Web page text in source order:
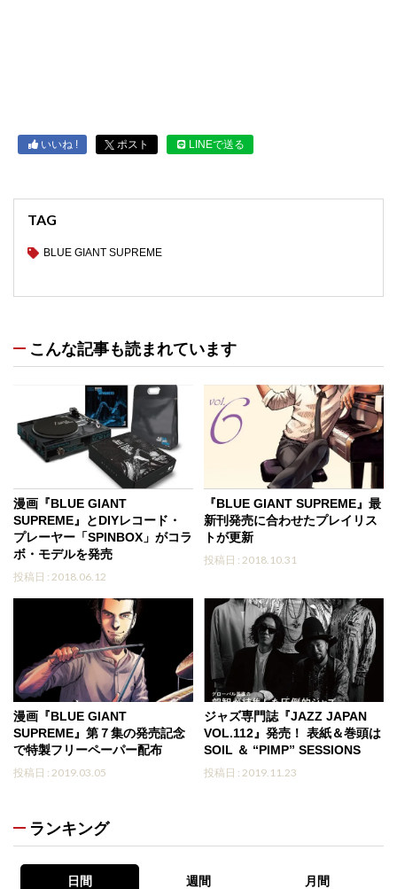
いいね ! ポスト LINEで送る
TAG
BLUE GIANT SUPREME
こんな記事も読まれています
漫画『BLUE GIANT
SUPREME』とDIYレコード・
プレーヤー「SPINBOX」がコラ
ボ・モデルを発売
投稿日 : 2018.06.12
『BLUE GIANT SUPREME』最
新刊発売に合わせたプレイリス
トが更新
投稿日 : 2018.10.31
漫画『BLUE GIANT
SUPREME』第７集の発売記念
で特製フリーペーパー配布
投稿日 : 2019.03.05
ジャズ専門誌『JAZZ JAPAN
VOL.112』発売！ 表紙＆巻頭は
SOIL ＆ “PIMP” SESSIONS
投稿日 : 2019.11.23
ランキング
日間 週間 月間